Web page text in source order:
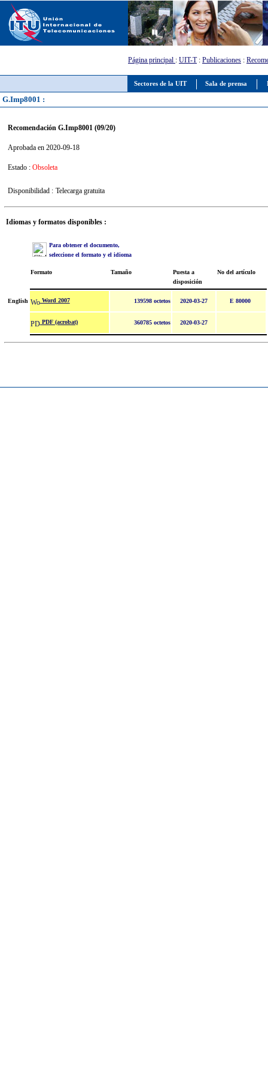
Sectores de la UIT Sala de prensa
Página principal : UIT-T: Publicaciones :
G.Imp8001 :
Recomendación G.Imp8001 (09/20)
Aprobada en 2020-09-18
Estado : Obsoleta
Disponibilidad : Telecarga gratuita
Idiomas y formatos disponibles :
Para obtener el documento,
seleccione el formato y el idioma
Formato Tamaño
Puesta a
disposición
No del artículo
English Word 2007 139598 octetos 2020-03-27 E 80000
PDF (acrobat) 360785 octetos 2020-03-27